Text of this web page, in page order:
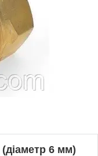
(діаметр 6 мм)